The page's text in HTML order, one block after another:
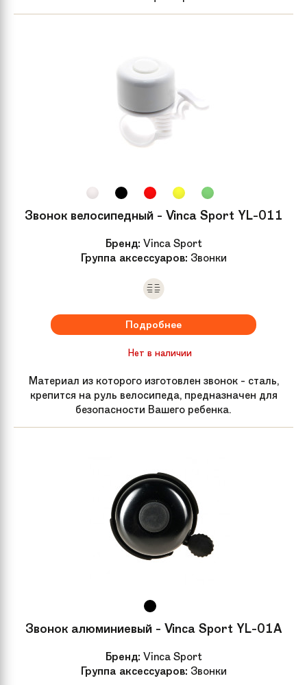
Система N/A
Нескользящие, удобные педали с
ребристой поверхностью
N/A
переключатель
N/A
Передняя втулка STEEL
STEEL
Спицы Steel
Покрышки
C универсальным протектором
N/A
Детское анатомическое
Дополнительно
Звонок, боковые колеса. Насос,
комплект ключей и крылья в
подарок!
Звонок велосипедный - Vinca Sport YL-011
Бренд: Vinca Sport
Группа аксессуаров: Звонки
Подробнее
Нет в наличии
Материал из которого изготовлен звонок - сталь,
крепится на руль велосипеда, предназначен для
безопасности Вашего ребенка.
Звонок алюминиевый - Vinca Sport YL-01A
Бренд: Vinca Sport
Группа аксессуаров: Звонки